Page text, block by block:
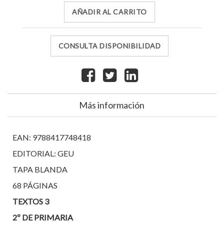
AÑADIR AL CARRITO
CONSULTA DISPONIBILIDAD
Más información
EAN: 9788417748418
EDITORIAL: GEU
TAPA BLANDA
68 PÁGINAS
TEXTOS 3
2º DE PRIMARIA